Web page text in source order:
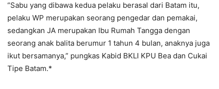
“Sabu yang dibawa kedua pelaku berasal dari Batam itu,
pelaku WP merupakan seorang pengedar dan pemakai,
sedangkan JA merupakan Ibu Rumah Tangga dengan
seorang anak balita berumur 1 tahun 4 bulan, anaknya juga
ikut bersamanya,” pungkas Kabid BKLI KPU Bea dan Cukai
Tipe Batam.*